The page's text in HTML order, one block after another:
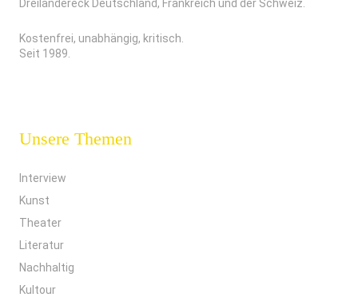
Dreiländereck Deutschland, Frankreich und der Schweiz.
Kostenfrei, unabhängig, kritisch.
Seit 1989.
Unsere Themen
Interview
Kunst
Theater
Literatur
Nachhaltig
Kultour